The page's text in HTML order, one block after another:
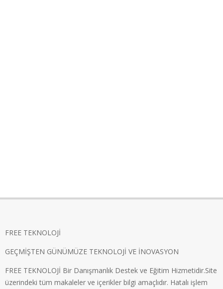
FREE TEKNOLOJİ
GEÇMİŞTEN GÜNÜMÜZE TEKNOLOJİ VE İNOVASYON
FREE TEKNOLOJİ Bir Danışmanlık Destek ve Eğitim Hizmetidir.Site
üzerindeki tüm makaleler ve içerikler bilgi amaçlıdır. Hatalı işlem